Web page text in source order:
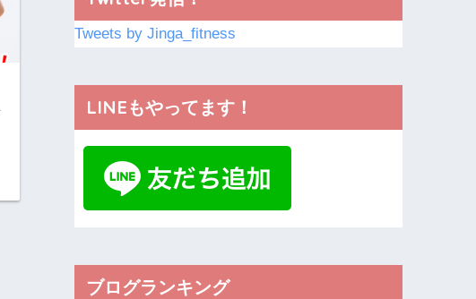
Tweets by Jinga_fitness
LINEもやってます！
ブログランキング